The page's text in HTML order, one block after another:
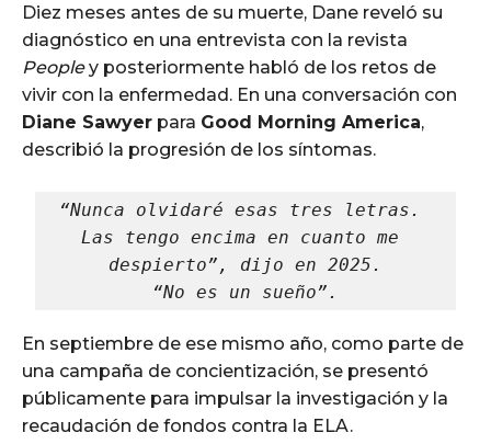
Diez meses antes de su muerte, Dane reveló su
diagnóstico en una entrevista con la revista
Peopley posteriormente habló de los retos de
vivir con la enfermedad. En una conversación con
Diane Sawyer para Good Morning America,
describió la progresión de los síntomas.
“Nunca olvidaré esas tres letras.
Las tengo encima en cuanto me
despierto”, dijo en 2025.
“No es un sueño”.
En septiembre de ese mismo año, como parte de
una campaña de concientización, se presentó
públicamente para impulsar la investigación y la
recaudación de fondos contra la ELA.